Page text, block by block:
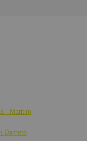
- Maritim
Dameto